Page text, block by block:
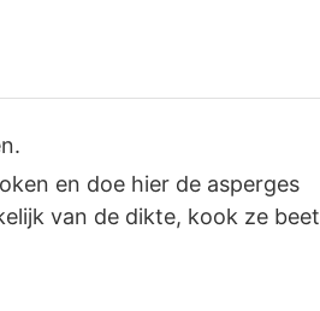
en doe hier de asperges
van de dikte, kook ze beet